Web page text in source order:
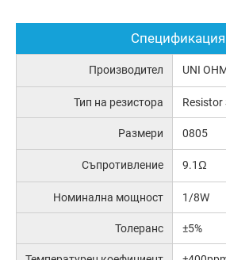
Спецификация
Производител UNI
Тип на резистора Resistor
Размери 0805
Съпротивление 9.1Ω
Номинална мощност 1/8W
Толеранс ±5%